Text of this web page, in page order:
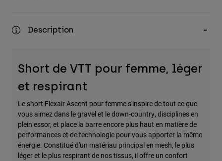
Tous les accessoires
Description
Short de VTT pour femme, léger
et respirant
Le short Flexair Ascent pour femme s'inspire de tout ce que
vous aimez dans le gravel et le down-country, disciplines en
plein essor, et place la barre encore plus haut en matière de
performances et de technologie pour vous apporter la même
énergie. Constitué d'un matériau principal en mesh, le plus
léger et le plus respirant de nos tissus, il offre un confort